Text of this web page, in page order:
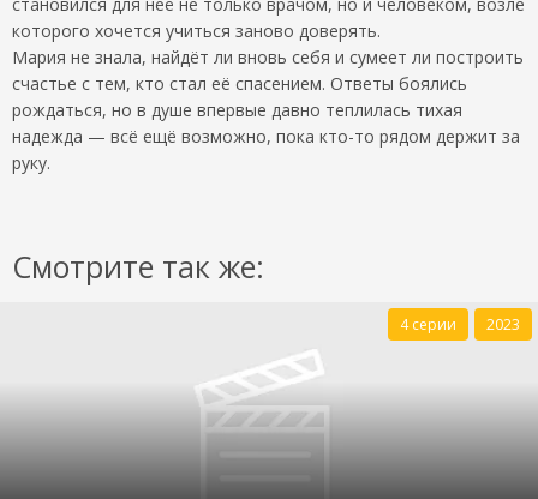
которого хочется учиться заново доверять.
Мария не знала, найдёт ли вновь себя и сумеет ли построить
счастье с тем, кто стал её спасением. Ответы боялись
рождаться, но в душе впервые давно теплилась тихая
надежда — всё ещё возможно, пока кто-то рядом держит за
руку.
Смотрите так же:
4 серии 2023